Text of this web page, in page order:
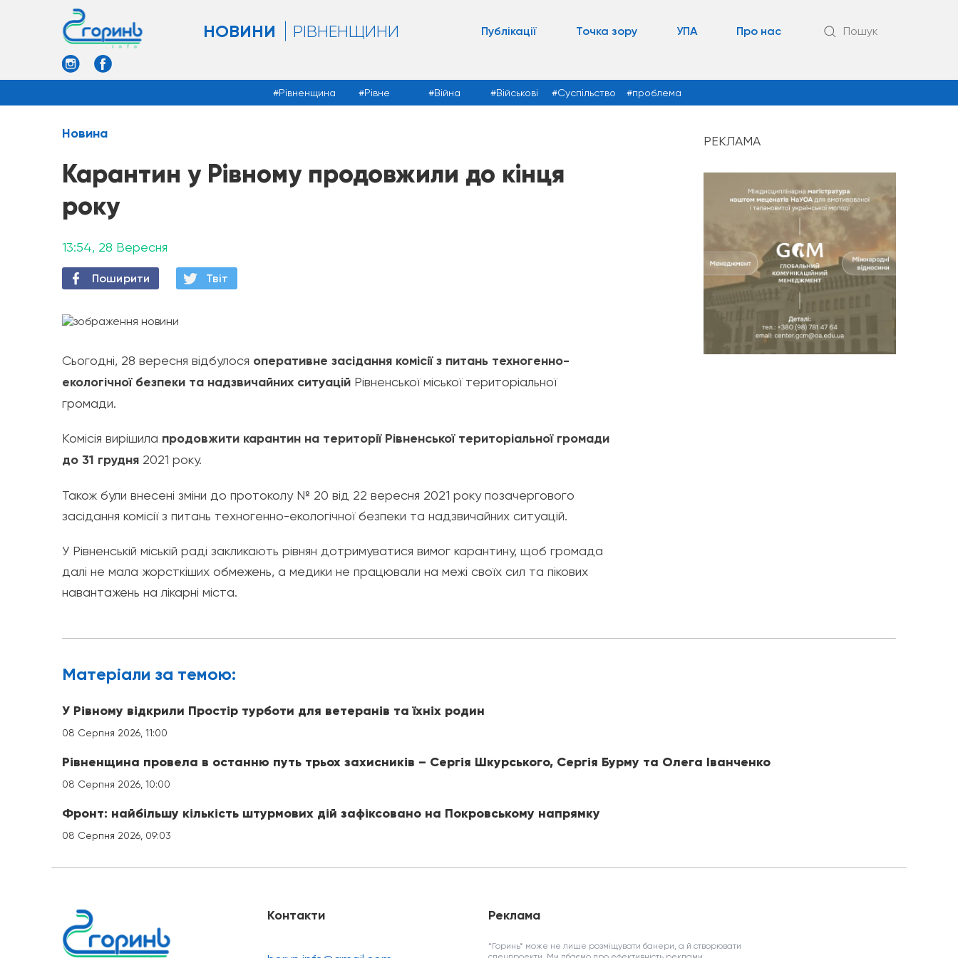
НОВИНИ РІВНЕНЩИНИ Публікації Точка зору УПА Про нас Пошук
Рівненщина Рівне Війна Військові Суспільство проблема
Новина
Карантин у Рівному продовжили до кінця
року
13:54, 28 Вересня
Поширити Твiт
Сьогодні, 28 вересня відбулося оперативне засідання комісії з питань техногенно-
екологічної безпеки та надзвичайних ситуацій Рівненської міської територіальної
громади.
Комісія вирішила продовжити карантин на території Рівненської територіальної громади
до 31 грудня 2021 року.
Також були внесені зміни до протоколу № 20 від 22 вересня 2021 року позачергового
засідання комісії з питань техногенно-екологічної безпеки та надзвичайних ситуацій.
У Рівненській міській раді закликають рівнян дотримуватися вимог карантину, щоб громада
далі не мала жорсткіших обмежень, а медики не працювали на межі своїх сил та пікових
навантажень на лікарні міста.
РЕКЛАМА
Матерiали за темою:
У Рівному відкрили Простір турботи для ветеранів та їхніх родин
08 Серпня 2026, 11:00
Рівненщина провела в останню путь трьох захисників – Сергія Шкурського, Сергія Бурму та Олега Іванченко
08 Серпня 2026, 10:00
Фронт: найбільшу кількість штурмових дій зафіксовано на Покровському напрямку
08 Серпня 2026, 09:03
Контакти Реклама
*Горинь* може не лише розміщувати банери, а й створювати